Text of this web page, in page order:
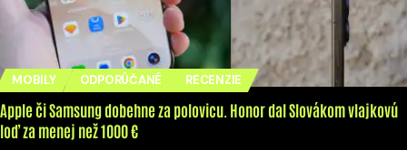
MOBILY ODPORÚČANÉ RECENZIE
Apple či Samsung dobehne za polovicu. Honor dal Slovákom vlajkovú
loď za menej než 1000 €